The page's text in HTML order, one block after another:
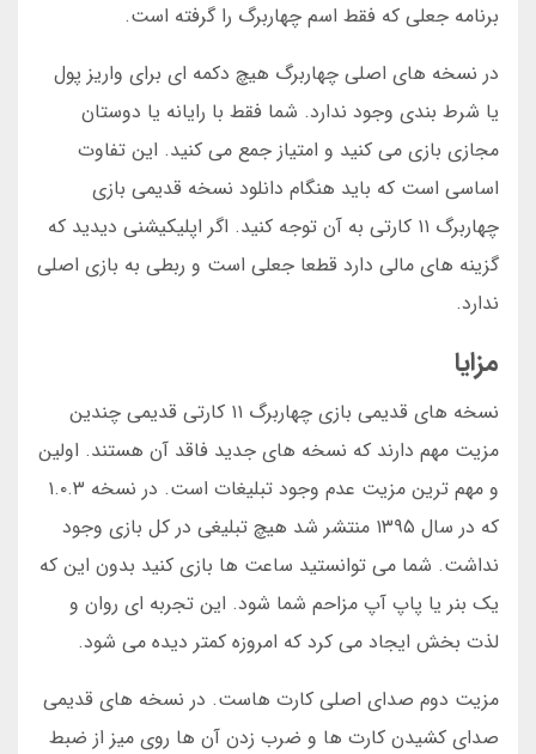
برنامه جعلی که فقط اسم چهاربرگ را گرفته است.
در نسخه های اصلی چهاربرگ هیچ دکمه ای برای واریز پول
یا شرط بندی وجود ندارد. شما فقط با رایانه یا دوستان
مجازی بازی می کنید و امتیاز جمع می کنید. این تفاوت
اساسی است که باید هنگام دانلود نسخه قدیمی بازی
چهاربرگ ۱۱ کارتی به آن توجه کنید. اگر اپلیکیشنی دیدید که
گزینه های مالی دارد قطعا جعلی است و ربطی به بازی اصلی
ندارد.
مزایا
نسخه های قدیمی بازی چهاربرگ ۱۱ کارتی قدیمی چندین
مزیت مهم دارند که نسخه های جدید فاقد آن هستند. اولین
و مهم ترین مزیت عدم وجود تبلیغات است. در نسخه ۱.۰.۳
که در سال ۱۳۹۵ منتشر شد هیچ تبلیغی در کل بازی وجود
نداشت. شما می توانستید ساعت ها بازی کنید بدون این که
یک بنر یا پاپ آپ مزاحم شما شود. این تجربه ای روان و
لذت بخش ایجاد می کرد که امروزه کمتر دیده می شود.
مزیت دوم صدای اصلی کارت هاست. در نسخه های قدیمی
صدای کشیدن کارت ها و ضرب زدن آن ها روی میز از ضبط